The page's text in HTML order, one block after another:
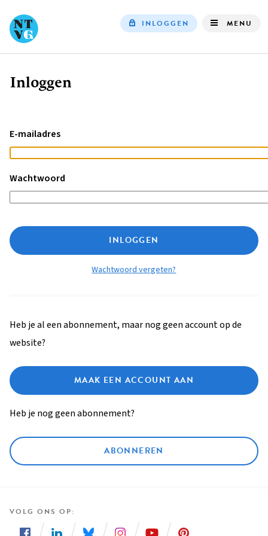
INLOGGEN MENU
Kruimelpad
Inloggen
E-mailadres
Wachtwoord
INLOGGEN
Wachtwoord vergeten?
Heb je al een abonnement, maar nog geen account op de
website?
MAAK EEN ACCOUNT AAN
Heb je nog geen abonnement?
ABONNEREN
VOLG ONS OP